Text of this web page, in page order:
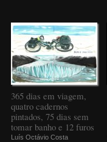
365 dias em viagem,
quatro cadernos
pintados, 75 dias sem
tomar banho e 12 furos
Luís Octávio Costa